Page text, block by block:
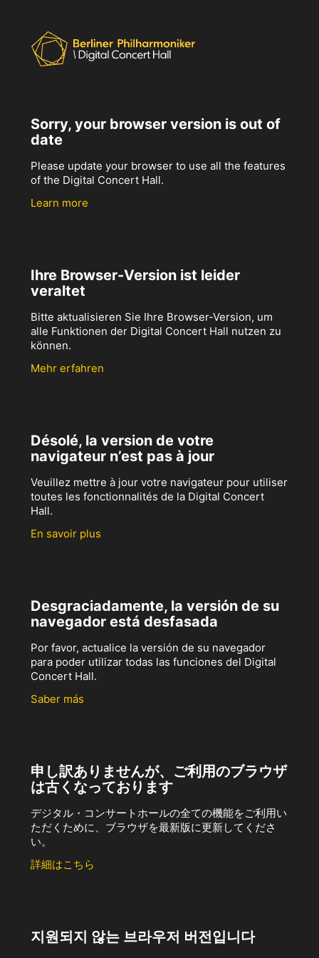
Sorry, your browser version is out of
date
Please update your browser to use all the features
of the Digital Concert Hall.
Learn more
Ihre Browser-Version ist leider
veraltet
Bitte aktualisieren Sie Ihre Browser-Version, um
alle Funktionen der Digital Concert Hall nutzen zu
können.
Mehr erfahren
Désolé, la version de votre
navigateur n’est pas à jour
Veuillez mettre à jour votre navigateur pour utiliser
toutes les fonctionnalités de la Digital Concert
Hall.
En savoir plus
Desgraciadamente, la versión de su
navegador está desfasada
Por favor, actualice la versión de su navegador
para poder utilizar todas las funciones del Digital
Concert Hall.
Saber más
申し訳ありませんが、ご利用のブラウザ
は古くなっております
デジタル・コンサートホールの全ての機能をご利用い
ただくために、ブラウザを最新版に更新してくださ
い。
詳細はこちら
지원되지 않는 브라우저 버전입니다